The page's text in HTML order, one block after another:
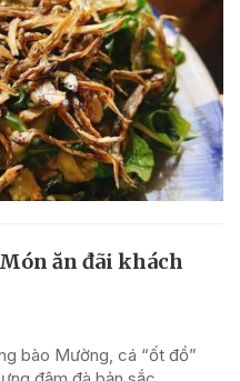
ăn đãi khách
bào Mường, cá “ốt đồ”